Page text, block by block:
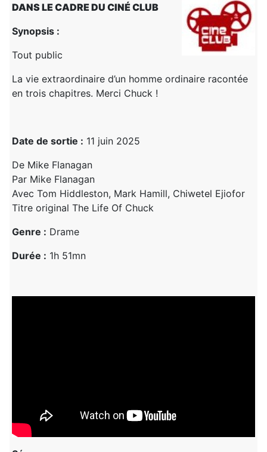
DANS LE CADRE DU CINÉ CLUB
Synopsis :
Tout public
La vie extraordinaire d’un homme ordinaire racontée
en trois chapitres. Merci Chuck !
Date de sortie : 11 juin 2025
De Mike Flanagan
Par Mike Flanagan
Avec Tom Hiddleston, Mark Hamill, Chiwetel Ejiofor
Titre original The Life Of Chuck
Genre : Drame
Durée : 1h 51mn